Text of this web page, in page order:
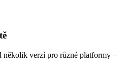
několik verzí pro různé platformy –